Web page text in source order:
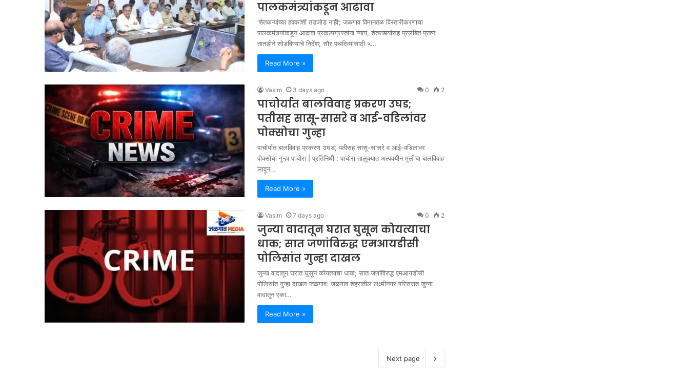
पालकमंत्र्यांकडून आढावा
‘शेतकऱ्यांच्या हक्कांशी तडजोड नाही’; जळगाव विमानतळ विस्तारीकरणाचा
पालकमंत्र्यांकडून आढावा प्रकल्पग्रस्तांना न्याय, शेतरस्त्यांसह प्रलंबित प्रश्न
तातडीने सोडविण्याचे निर्देश; सौर पथदिव्यांसाठी ५…
Read More »
Vasim 3 days ago 0 2
पाचोर्यात बालविवाह प्रकरण उघड;
पतीसह सासू-सासरे व आई-वडिलांवर
पोक्सोचा गुन्हा
पाचोर्यात बालविवाह प्रकरण उघड; पतीसह सासू-सासरे व आई-वडिलांवर
पोक्सोचा गुन्हा पाचोरा | प्रतिनिधी : पाचोरा तालुक्यात अल्पवयीन मुलीचा बालविवाह
लावून…
Read More »
Vasim 7 days ago 0 2
जुन्या वादातून घरात घुसून कोयत्याचा
धाक; सात जणांविरुद्ध एमआयडीसी
पोलिसांत गुन्हा दाखल
जुन्या वादातून घरात घुसून कोयत्याचा धाक; सात जणांविरुद्ध एमआयडीसी
पोलिसांत गुन्हा दाखल जळगाव: जळगाव शहरातील लक्ष्मीनगर परिसरात जुन्या
वादातून एका…
Read More »
Next page